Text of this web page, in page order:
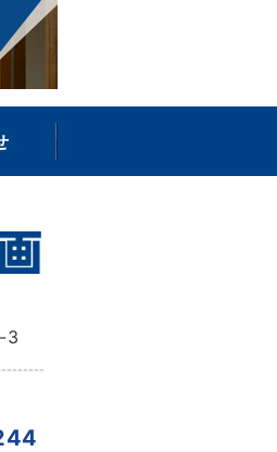
3